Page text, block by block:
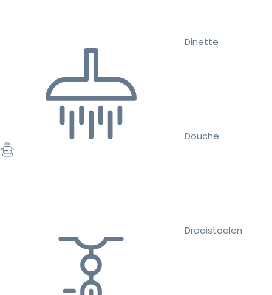
Dinette
Douche
Draaistoelen